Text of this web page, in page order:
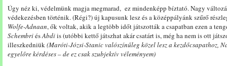
Úgy néz ki, védelmünk magja megmarad, ez mindenképp bíztató. Nagy
védekezésben történik. (Régi?) új kapusunk lesz és a középpályánk szűrő
Wolfe-Adnaan, ők voltak, akik a legtöbb időt játszották a csapatban ezen a
SchembriésAbdiis (utóbbi kettő játszhat akár csatárt is, még ha nem is ott
illeszkedniük(Maróti-Józsi-Stanic valószínűleg közel lesz a kezdőcsapathoz,
egyelőre kérdéses – de ez csak szubjektív véleményem)